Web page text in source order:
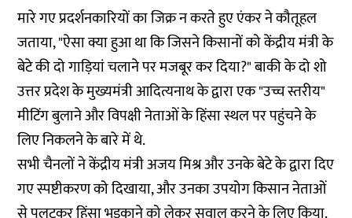
मारे गए प्रदर्शनकारियों का जिक्र न करते हुए एंकर ने कौतूहल
जताया, "ऐसा क्या हुआ था कि जिसने किसानों को केंद्रीय मंत्री के
बेटे की दो गाड़ियां चलाने पर मजबूर कर दिया?" बाकी के दो शो
उत्तर प्रदेश के मुख्यमंत्री आदित्यनाथ के द्वारा एक "उच्च स्तरीय"
मीटिंग बुलाने और विपक्षी नेताओं के हिंसा स्थल पर पहुंचने के
लिए निकलने के बारे में थे.
सभी चैनलों ने केंद्रीय मंत्री अजय मिश्र और उनके बेटे के द्वारा दिए
गए स्पष्टीकरण को दिखाया, और उनका उपयोग किसान नेताओं